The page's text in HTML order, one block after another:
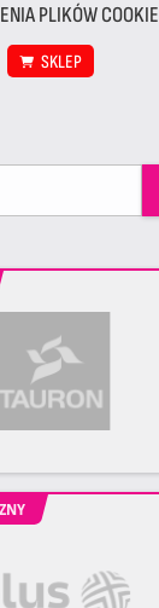
PLIKÓW COOKIE
SKLEP